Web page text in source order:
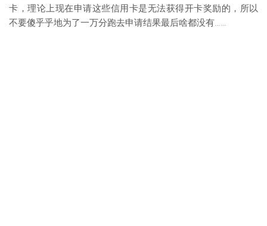
卡，理论上现在申请这些信用卡是无法获得开卡奖励的，所以
不要傻乎乎地为了一万分跑去申请结果最后啥都没有……